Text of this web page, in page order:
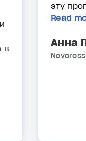
в
эту
Read
Анна